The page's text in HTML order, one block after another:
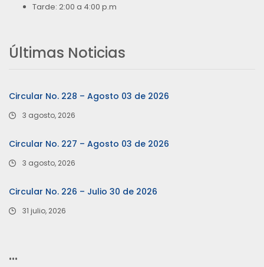
Tarde: 2:00 a 4:00 p.m
Últimas Noticias
Circular No. 228 – Agosto 03 de 2026
3 agosto, 2026
Circular No. 227 – Agosto 03 de 2026
3 agosto, 2026
Circular No. 226 – Julio 30 de 2026
31 julio, 2026
…